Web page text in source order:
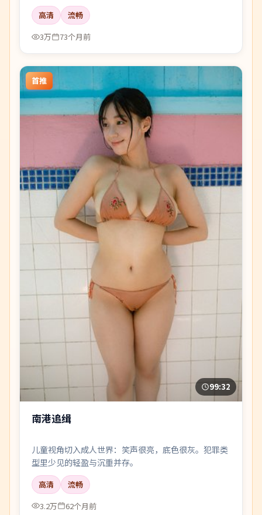
高清
流畅
3万
73个月前
首推
99:32
南港追缉
儿童视角切入成人世界：笑声很亮，底色很灰。犯罪类
型里少见的轻盈与沉重并存。
高清
流畅
3.2万
62个月前